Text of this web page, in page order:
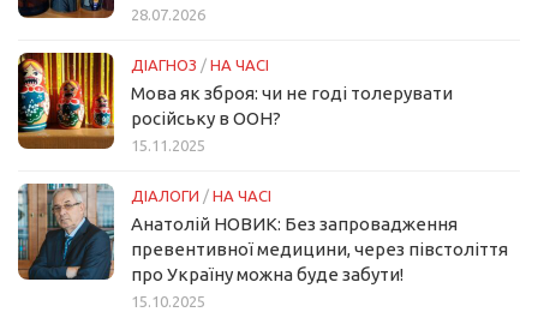
28.07.2026
ДІАГНОЗ / НА ЧАСІ
Мова як зброя: чи не годі толерувати
російську в ООН?
15.11.2025
ДІАЛОГИ / НА ЧАСІ
Анатолій НОВИК: Без запровадження
превентивної медицини, через півстоліття
про Україну можна буде забути!
15.10.2025